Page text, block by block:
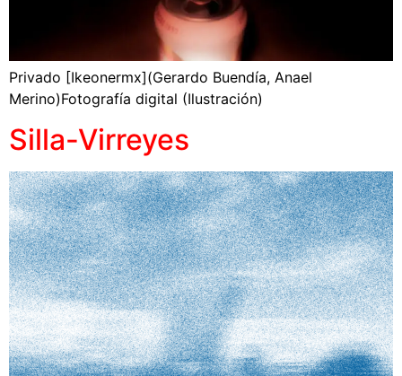
Privado [Ikeonermx](Gerardo Buendía, Anael
Merino)Fotografía digital (Ilustración)
Silla-Virreyes